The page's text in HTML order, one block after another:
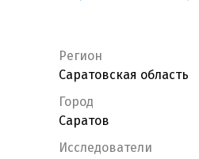
Регион
Саратовская область
Город
Саратов
Исследователи